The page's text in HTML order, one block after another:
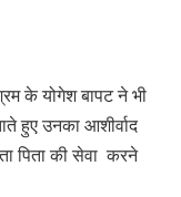
के योगेश बापट ने भी
हुए उनका आशीर्वाद
पिता की सेवा करने